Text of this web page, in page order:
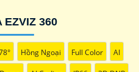
360 CHÍNH HÃNG
360 ezviz
EZVIZ 360
Hồng Ngoại Full Color AI